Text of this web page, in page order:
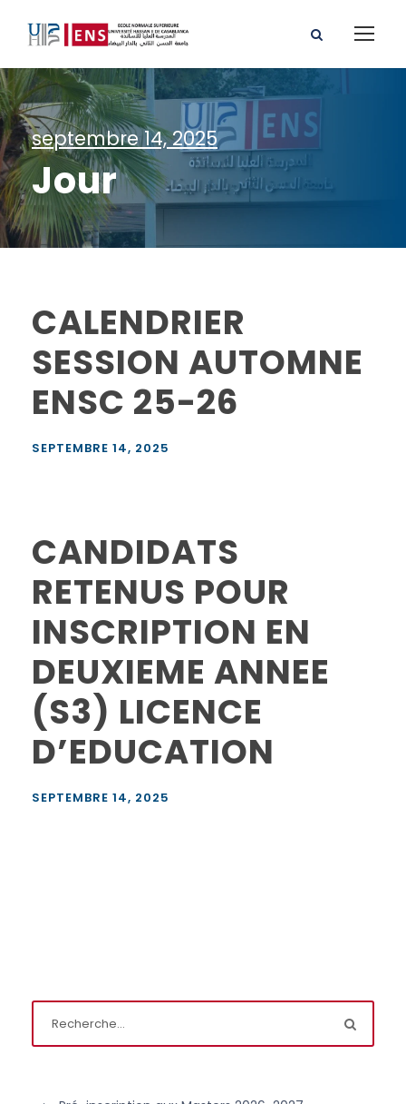
septembre 14, 2025
Jour
CALENDRIER
SESSION AUTOMNE
ENSC 25-26
SEPTEMBRE 14, 2025
CANDIDATS
RETENUS POUR
INSCRIPTION EN
DEUXIEME ANNEE
(S3) LICENCE
D’EDUCATION
SEPTEMBRE 14, 2025